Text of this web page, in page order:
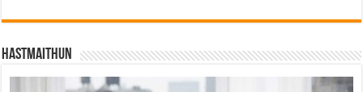
Hastmaithun